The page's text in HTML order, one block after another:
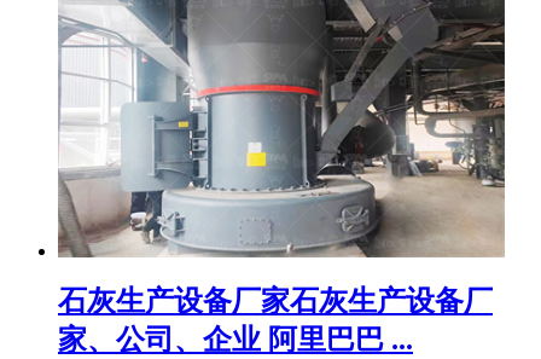
石灰生产设备厂家石灰生产设备厂
家、公司、企业 阿里巴巴 ...